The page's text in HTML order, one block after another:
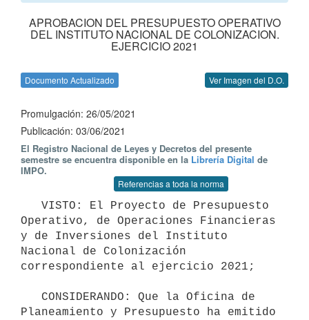
APROBACION DEL PRESUPUESTO OPERATIVO
DEL INSTITUTO NACIONAL DE COLONIZACION.
EJERCICIO 2021
Documento Actualizado Ver Imagen del D.O.
Promulgación: 26/05/2021
Publicación: 03/06/2021
El Registro Nacional de Leyes y Decretos del presente
semestre se encuentra disponible en la Librería Digital de
IMPO.
Referencias a toda la norma
Operativo, de Operaciones Financieras
y de Inversiones del Instituto
Nacional de Colonización
correspondiente al ejercicio 2021;
Planeamiento y Presupuesto ha emitido